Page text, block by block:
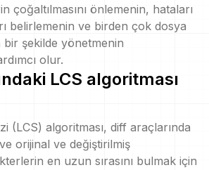
çoğaltılmasını önlemenin, hataları
belirlemenin ve birden çok dosya
şekilde yönetmenin
olur.
LCS algoritması
(LCS) algoritması, diff araçlarında
orijinal ve değiştirilmiş
en uzun sırasını bulmak için